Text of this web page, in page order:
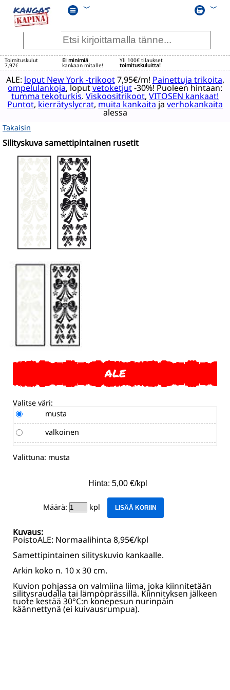
﹀ ﹀
Toimituskulut
7,97€
Ei minimiä
kankaan mitalle!
Yli 100€ tilaukset
toimituskuluitta!
ALE: loput New York -trikoot7,95€/m! Painettuja trikoita,
ompelulankoja, loputvetoketjut-30%! Puoleen hintaan:
tumma tekoturkis. Viskoositrikoot, VITOSEN kankaat!
Puntot,kierrätyslycrat,muita kankaitajaverhokankaita
alessa
Takaisin
Silityskuva samettipintainen rusetit
ALE
Valitse väri:
musta
valkoinen
Valittuna: musta
Hinta: 5,00 €/kpl
Määrä: kpl LISÄÄ KORIIN
Kuvaus:
PoistoALE: Normaalihinta 8,95€/kpl
Samettipintainen silityskuvio kankaalle.
Arkin koko n. 10 x 30 cm.
Kuvion pohjassa on valmiina liima, joka kiinnitetään
silitysraudalla tai lämpöprässillä. Kiinnityksen jälkeen
tuote kestää 30°C:n konepesun nurinpäin
käännettynä (ei kuivausrumpua).